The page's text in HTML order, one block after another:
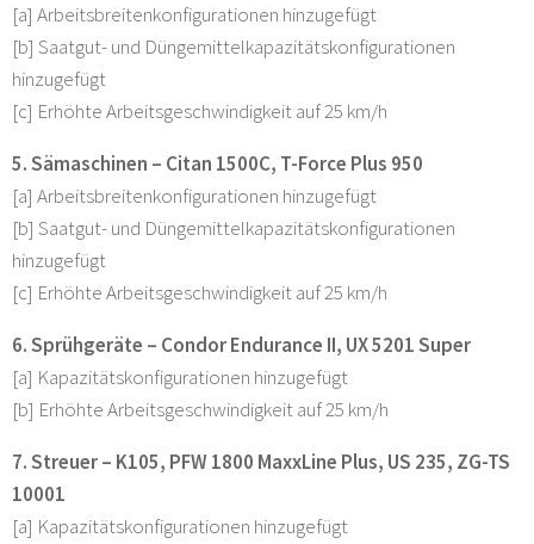
[a] Arbeitsbreitenkonfigurationen hinzugefügt
[b] Saatgut- und Düngemittelkapazitätskonfigurationen
hinzugefügt
[c] Erhöhte Arbeitsgeschwindigkeit auf 25 km/h
5. Sämaschinen – Citan 1500C, T-Force Plus 950
[a] Arbeitsbreitenkonfigurationen hinzugefügt
[b] Saatgut- und Düngemittelkapazitätskonfigurationen
hinzugefügt
[c] Erhöhte Arbeitsgeschwindigkeit auf 25 km/h
6. Sprühgeräte – Condor Endurance II, UX 5201 Super
[a] Kapazitätskonfigurationen hinzugefügt
[b] Erhöhte Arbeitsgeschwindigkeit auf 25 km/h
7. Streuer – K105, PFW 1800 MaxxLine Plus, US 235, ZG-TS
10001
[a] Kapazitätskonfigurationen hinzugefügt